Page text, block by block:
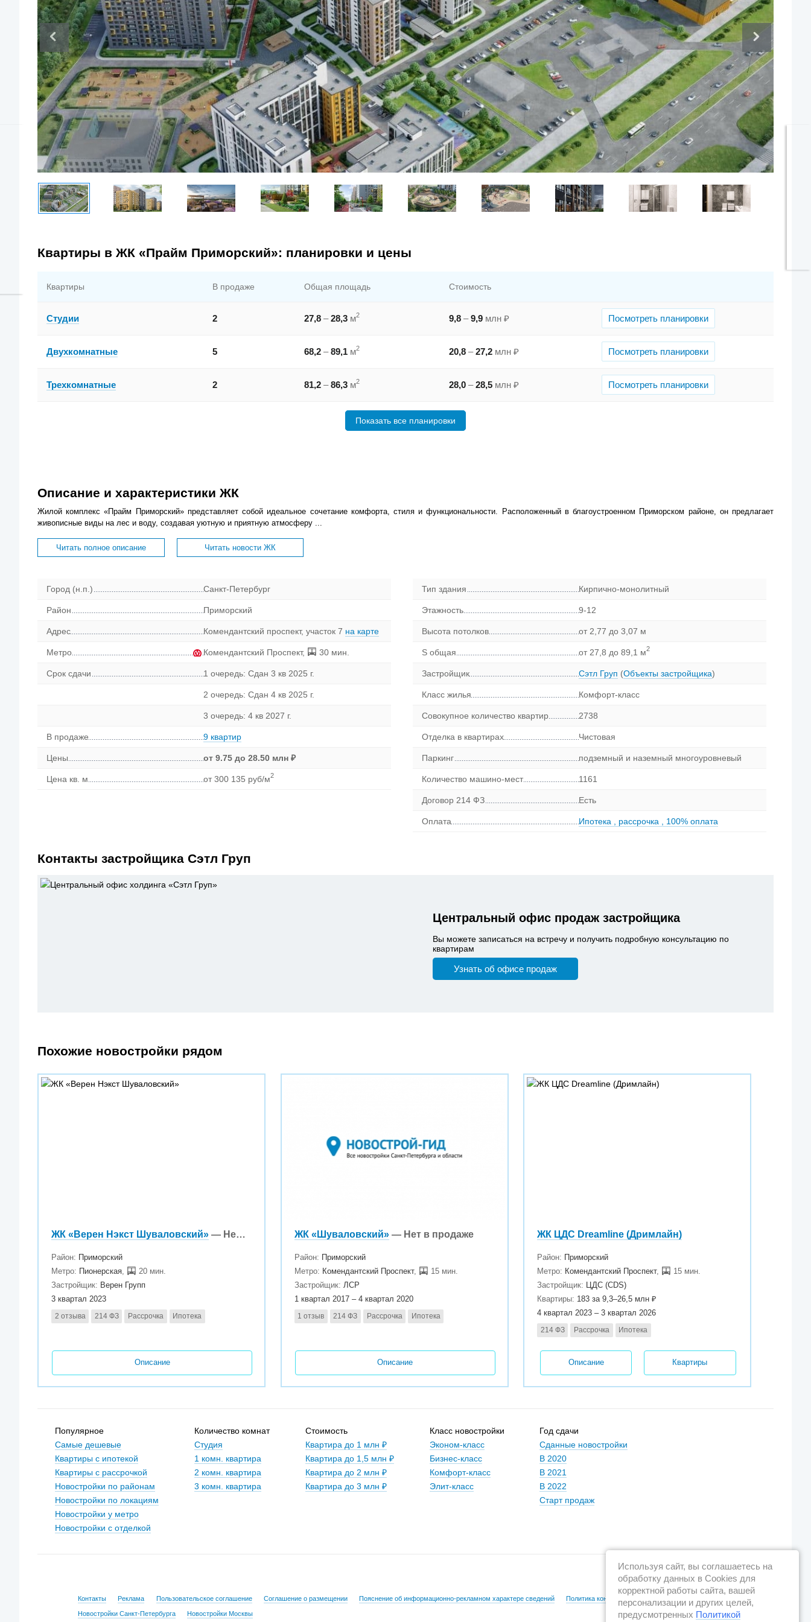
Квартиры в ЖК «Прайм Приморский»‎: планировки и цены
Квартиры В продаже Общая площадь Стоимость
Студии 2 27,8 –28,3 м2 9,8 –9,9 млн ₽ Посмотреть планировки
Двухкомнатные 5 68,2 –89,1 м2 20,8 –27,2 млн ₽ Посмотреть планировки
Трехкомнатные 2 81,2 –86,3 м2 28,0 –28,5 млн ₽ Посмотреть планировки
Показать все планировки
Описание и характеристики ЖК
Жилой комплекс «Прайм Приморский» представляет собой идеальное сочетание комфорта, стиля и функциональности. Расположенный в благоустроенном Приморском районе, он предлагает
живописные виды на лес и воду, создавая уютную и приятную атмосферу ...
Читать полное описание Читать новости ЖК
Город (н.п.) Санкт-Петербург
Район Приморский
Адрес Комендантский проспект, участок 7 на карте
Метро Комендантский Проспект, 30 мин.
Срок сдачи 1 очередь: Сдан 3 кв 2025 г.
2 очередь: Сдан 4 кв 2025 г.
3 очередь: 4 кв 2027 г.
В продаже 9 квартир
Цены от 9.75до 28.50 млн ₽
Цена кв. м от 300 135 руб/м2
Тип здания Кирпично-монолитный
Этажность 9-12
Высота потолков от 2,77 до 3,07 м
S общая от 27,8 до 89,1 м2
Застройщик Сэтл Груп (Объекты застройщика)
Класс жилья Комфорт-класс
Совокупное количество квартир 2738
Отделка в квартирах Чистовая
Паркинг подземный и наземный многоуровневый
Количество машино-мест 1161
Договор 214 ФЗ Есть
Оплата Ипотека рассрочка 100% оплата
Контакты застройщика Сэтл Груп
Центральный офис продаж застройщика
Вы можете записаться на встречу и получить подробную консультацию по
квартирам
Узнать об офисе продаж
Похожие новостройки рядом
ЖК «Верен Нэкст Шуваловский» — Нет в продаже
Район: Приморский
Метро: Пионерская,
20 мин.
Застройщик: Верен Групп
3 квартал 2023
2 отзыва
214 ФЗ Рассрочка Ипотека
Описание
ЖК «Шуваловский» — Нет в продаже
Район: Приморский
Метро: Комендантский Проспект,
15 мин.
Застройщик: ЛСР
1 квартал 2017 – 4 квартал 2020
1 отзыв
214 ФЗ Рассрочка Ипотека
Описание
ЖК ЦДС Dreamline (Дримлайн)
Район: Приморский
Метро: Комендантский Проспект,
15 мин.
Застройщик:
ЦДС (CDS)
Квартиры: 183 за 9,3–26,5 млн ₽
4 квартал 2023 – 3 квартал 2026
214 ФЗ
Рассрочка Ипотека
Описание Квартиры
Популярное
Самые дешевые
Квартиры с ипотекой
Квартиры с рассрочкой
Новостройки по районам
Новостройки по локациям
Новостройки у метро
Новостройки с отделкой
Количество комнат
Студия
1 комн. квартира
2 комн. квартира
3 комн. квартира
Стоимость
Квартира до 1 млн ₽
Квартира до 1,5 млн ₽
Квартира до 2 млн ₽
Квартира до 3 млн ₽
Класс новостройки
Эконом-класс
Бизнес-класс
Комфорт-класс
Элит-класс
Год сдачи
Сданные новостройки
В 2020
В 2021
В 2022
Старт продаж
Контакты Реклама Пользовательское соглашение Соглашение о размещении Пояснение об информационно-рекламном характере сведений Политика конфиденциальности
Новостройки Санкт-Петербурга Новостройки Москвы
Используя сайт, вы соглашаетесь на
обработку данных в Cookies для
корректной работы сайта, вашей
персонализации и других целей,
предусмотренных Политикой